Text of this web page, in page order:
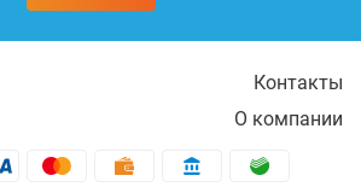
Контакты
О компании